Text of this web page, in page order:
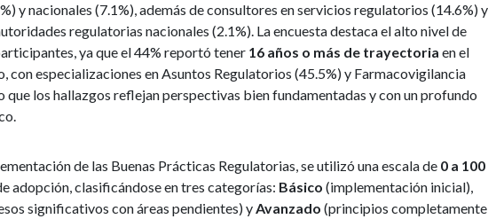
y nacionales (7.1%), además de consultores en servicios regulatorios (14.6%) y
regulatorias nacionales (2.1%). La encuesta destaca el alto nivel de
ya que el 44% reportó tener 16 años o más de trayectoria en el
con especializaciones en Asuntos Regulatorios (45.5%) y Farmacovigilancia
que los hallazgos reflejan perspectivas bien fundamentadas y con un profundo
de las Buenas Prácticas Regulatorias, se utilizó una escala de 0 a 100
adopción, clasificándose en tres categorías: Básico (implementación inicial),
significativos con áreas pendientes) yAvanzado (principios completamente